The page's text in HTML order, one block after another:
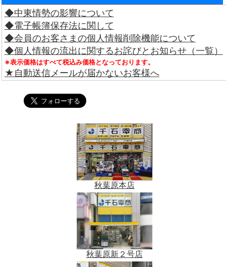
◆中東情勢の影響について
◆電子帳簿保存法に関して
◆会員のお客さまの個人情報削除機能について
◆個人情報の流出に関するお詫びとお知らせ（一覧）
※表示価格はすべて税込み価格となっております。
★自動送信メールが届かないお客様へ
秋葉原本店
秋葉原新２号店